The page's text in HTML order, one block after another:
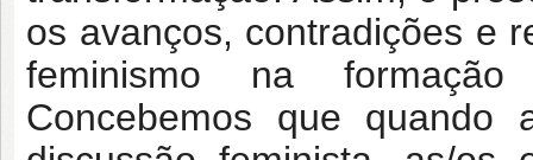
os avanços, contradições e
feminismo na
Concebemos que quando